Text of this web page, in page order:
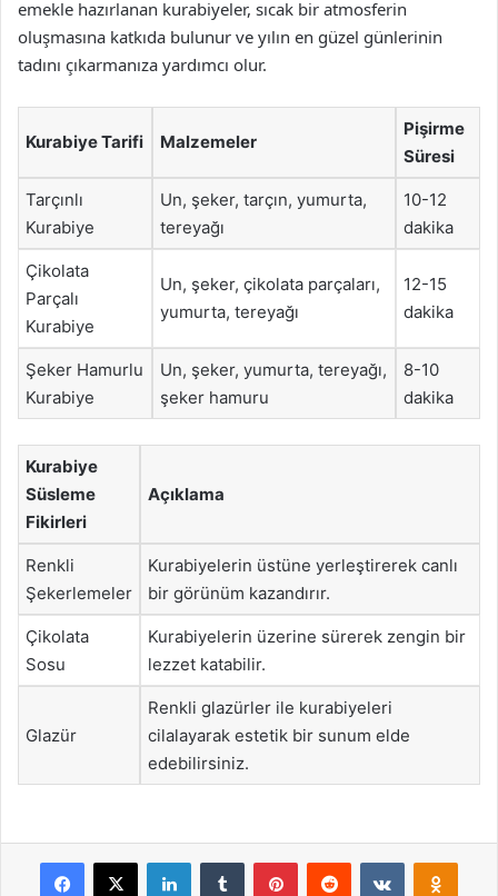
emekle hazırlanan kurabiyeler, sıcak bir atmosferin
oluşmasına katkıda bulunur ve yılın en güzel günlerinin
tadını çıkarmanıza yardımcı olur.
Kurabiye Tarifi Malzemeler
Pişirme
Süresi
Tarçınlı
Kurabiye
Un, şeker, tarçın, yumurta,
tereyağı
10-12
dakika
Çikolata
Parçalı
Kurabiye
Un, şeker, çikolata parçaları,
yumurta, tereyağı
12-15
dakika
Şeker Hamurlu
Kurabiye
Un, şeker, yumurta, tereyağı,
şeker hamuru
8-10
dakika
Kurabiye
Süsleme
Fikirleri
Açıklama
Renkli
Şekerlemeler
Kurabiyelerin üstüne yerleştirerek canlı
bir görünüm kazandırır.
Çikolata
Sosu
Kurabiyelerin üzerine sürerek zengin bir
lezzet katabilir.
Glazür
Renkli glazürler ile kurabiyeleri
cilalayarak estetik bir sunum elde
edebilirsiniz.
Facebook
X LinkedInTumblr PinterestReddit VKontakte